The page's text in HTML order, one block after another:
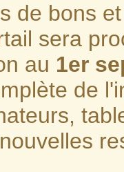
de bons
sera
au 1er
de